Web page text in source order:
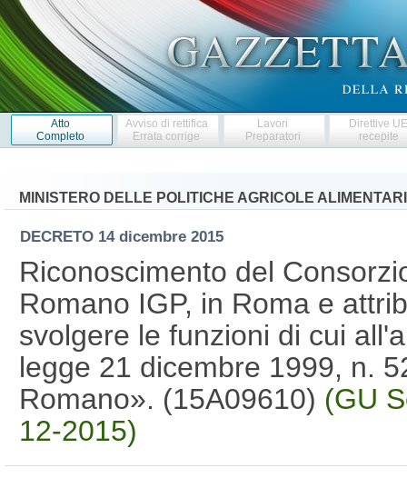
Atto
Completo
Avviso di rettifica
Errata corrige
Lavori
Preparatori
Direttive
recepite
MINISTERO DELLE POLITICHE AGRICOLE
DECRETO 14 dicembre 2015
Riconoscimento del
Romano IGP, in Roma e
svolgere le funzioni di cui
legge 21 dicembre 1999, n.
Romano». (15A09610) (GU
12-2015)